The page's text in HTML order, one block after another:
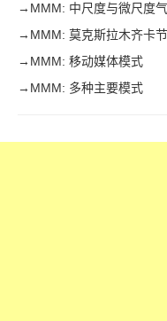
→ MMM: 中尺度与微尺度
→ MMM: 莫克斯拉木齐卡节
→ MMM: 移动媒体模式
→ MMM: 多种主要模式